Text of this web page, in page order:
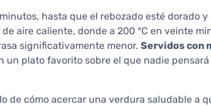
hasta que el rebozado esté dorado
aire caliente, donde a 200 °C en veinte
significativamente menor. Servidos con
un plato favorito sobre el que nadie
de cómo acercar una verdura saludable a